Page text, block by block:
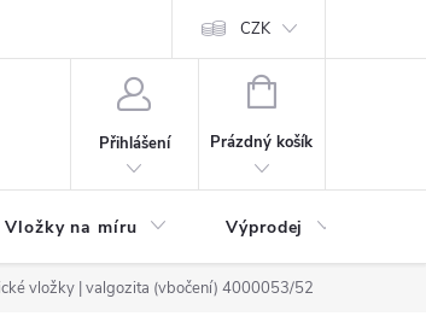
Vrácení, výměna nebo
CZK
Přihlášení
NÁKUPNÍ
Prázdný košík
Vložky na míru Výprodej
vložky | valgozita (vbočení) 4000053/52